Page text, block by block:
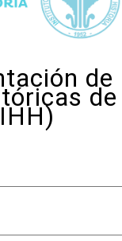
de
de